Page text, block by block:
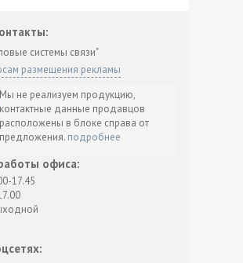
системы связи"
размещения рекламы
Мы не реализуем продукцию,
контактные данные продавцов
расположены в блоке справа от
предложения. подробнее
офиса:
17.45